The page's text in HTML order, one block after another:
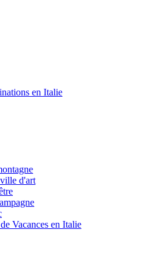
en Italie
d'art
Vacances en Italie